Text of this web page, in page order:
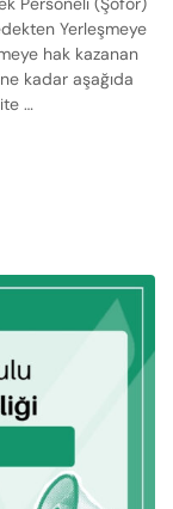
Yerleşmeye
hak kazanan
kadar aşağıda
…